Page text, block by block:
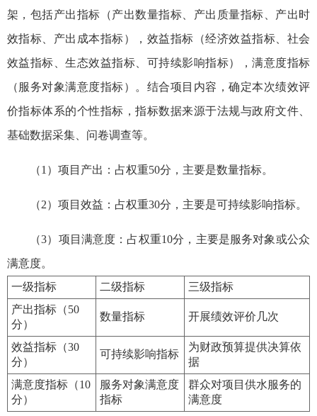
架，包括产出指标（产出数量指标、产出质量指标、产出时
效指标、产出成本指标），效益指标（经济效益指标、社会
效益指标、生态效益指标、可持续影响指标），满意度指标
（服务对象满意度指标）。结合项目内容，确定本次绩效评
价指标体系的个性指标，指标数据来源于法规与政府文件、
基础数据采集、问卷调查等。
（1）项目产出：占权重50分，主要是数量指标。
（2）项目效益：占权重30分，主要是可持续影响指标。
（3）项目满意度：占权重10分，主要是服务对象或公众
满意度。
一级指标
二级指标
三级指标
产出指标（50
分）
数量指标 开展绩效评价几次
效益指标（30
分）
可持续影响指标
为财政预算提供决算依
据
满意度指标（10
分）
服务对象满意度
指标
群众对项目供水服务的
满意度